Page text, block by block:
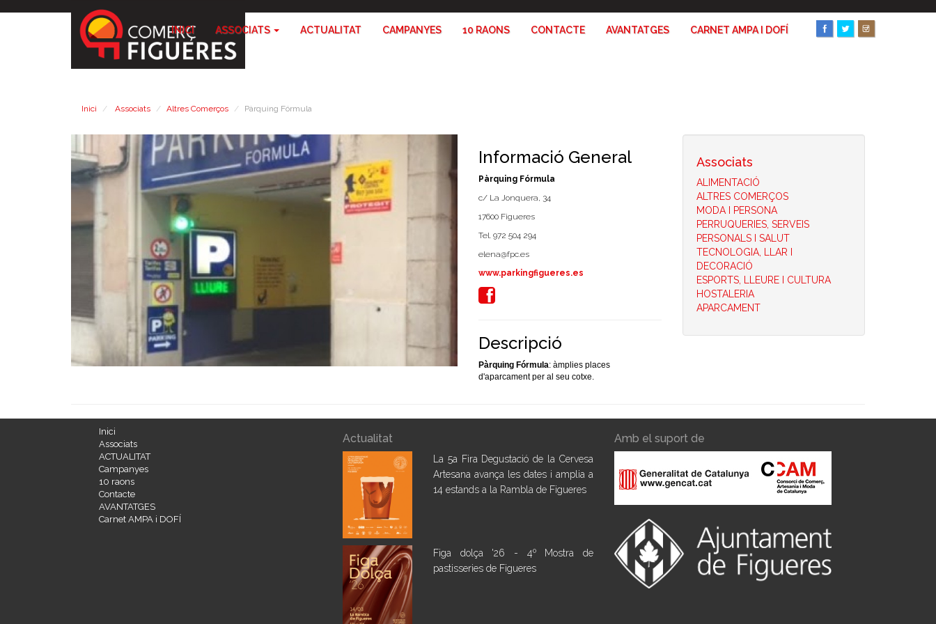
INICI ASSOCIATS ACTUALITAT CAMPANYES 10 RAONS CONTACTE AVANTATGES CARNET AMPA I DOFÍ
Inici Associats Altres Comerços Pàrquing Fórmula
Informació General
Pàrquing Fórmula
c/ La Jonquera, 34
17600 Figueres
Tel. 972 504 294
elena@fpc.es
www.parkingfigueres.es
Descripció
Pàrquing Fórmula: àmplies places
d'aparcament per al seu cotxe.
Associats
ALIMENTACIÓ
ALTRES COMERÇOS
MODA I PERSONA
PERRUQUERIES, SERVEIS
PERSONALS I SALUT
TECNOLOGIA, LLAR I
DECORACIÓ
ESPORTS, LLEURE I CULTURA
HOSTALERIA
APARCAMENT
Inici
Associats
ACTUALITAT
Campanyes
10 raons
Contacte
AVANTATGES
Carnet AMPA i DOFÍ
Actualitat
La 5a Fira Degustació de la Cervesa
Artesana avança les dates i amplia a
14 estands a la Rambla de Figueres
Figa dolça '26 - 4º Mostra de
pastisseries de Figueres
Amb el suport de